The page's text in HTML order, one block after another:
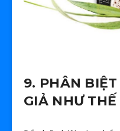
9. PHÂN
GIẢ NHƯ